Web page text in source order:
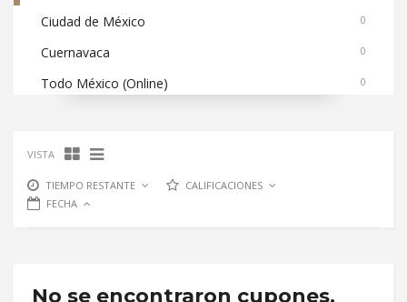
Ciudad de México
0
Cuernavaca 0
Todo México (Online) 0
VISTA
TIEMPO RESTANTE
CALIFICACIONES
FECHA
No se encontraron cupones.